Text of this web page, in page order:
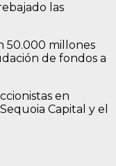
las
50.000 millones
de fondos a
en
Capital y el